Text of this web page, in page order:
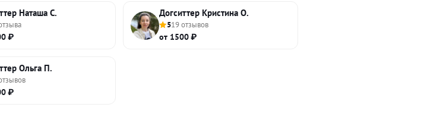
Наташа С.
₽
Догситтер Кристина О.
519 отзывов
от 1500 ₽
Ольга П.
₽